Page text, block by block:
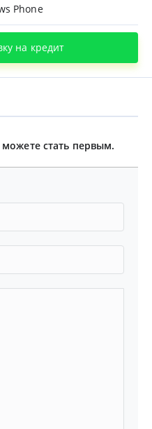
Phone
на кредит
стать первым.